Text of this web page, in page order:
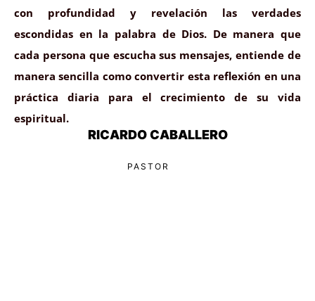
con profundidad y revelación las verdades
escondidas en la palabra de Dios. De manera que
cada persona que escucha sus mensajes, entiende de
manera sencilla como convertir esta reflexión en una
práctica diaria para el crecimiento de su vida
espiritual.
RICARDO CABALLERO
PASTOR